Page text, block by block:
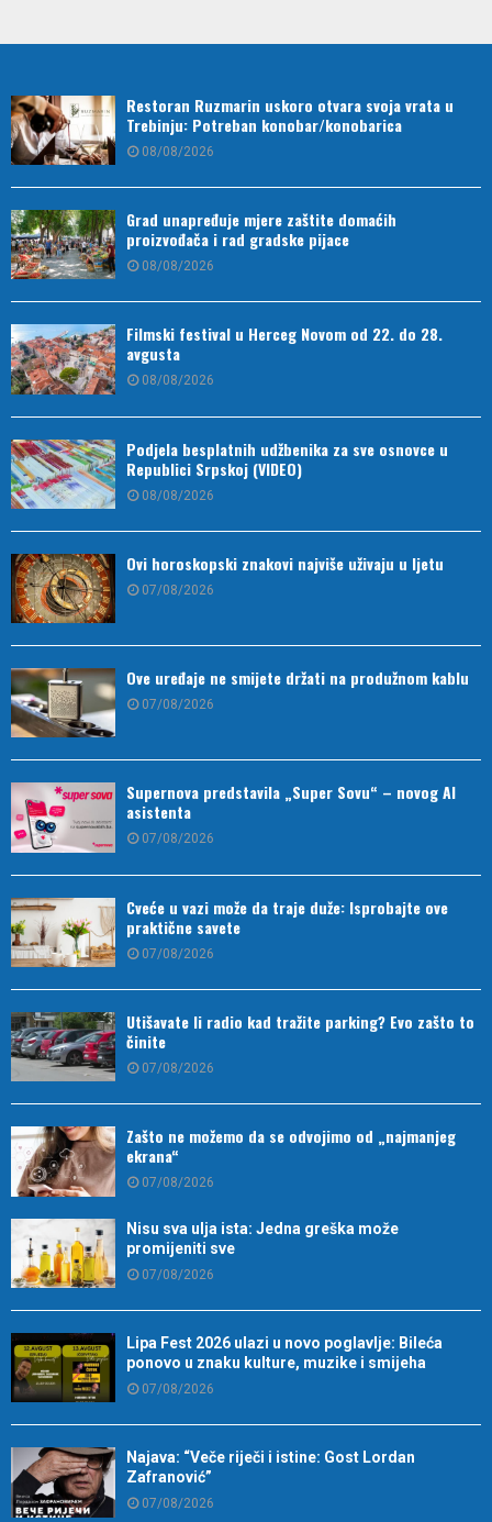
Restoran Ruzmarin uskoro otvara svoja vrata u
Trebinju: Potreban konobar/konobarica
08/08/2026
Grad unapređuje mjere zaštite domaćih
proizvođača i rad gradske pijace
08/08/2026
Filmski festival u Herceg Novom od 22. do 28.
avgusta
08/08/2026
Podjela besplatnih udžbenika za sve osnovce u
Republici Srpskoj (VIDEO)
08/08/2026
Ovi horoskopski znakovi najviše uživaju u ljetu
07/08/2026
Ove uređaje ne smijete držati na produžnom kablu
07/08/2026
Supernova predstavila „Super Sovu“ – novog AI
asistenta
07/08/2026
Cveće u vazi može da traje duže: Isprobajte ove
praktične savete
07/08/2026
Utišavate li radio kad tražite parking? Evo zašto to
činite
07/08/2026
Zašto ne možemo da se odvojimo od „najmanjeg
ekrana“
07/08/2026
Nisu sva ulja ista: Jedna greška može
promijeniti sve
07/08/2026
Lipa Fest 2026 ulazi u novo poglavlje: Bileća
ponovo u znaku kulture, muzike i smijeha
07/08/2026
Najava: “Veče riječi i istine: Gost Lordan
Zafranović”
07/08/2026